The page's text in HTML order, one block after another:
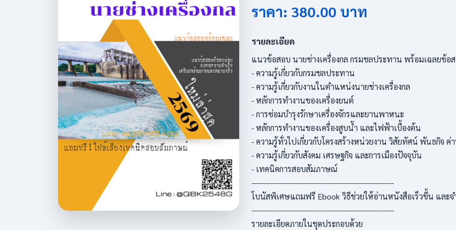
ราคา: 380.00 บาท
รายละเอียด
แนวข้อสอบ นายช่างเครื่องกล กรมชลประทาน พร้อมเฉลยข้อ
- ความรู้เกี่ยวกับกรมชลประทาน
- ความรู้เกี่ยวกับงานในตำแหน่งนายช่างเครื่องกล
- หลักการทำงานของเครื่องยนต์
- การซ่อมบำรุงรักษาเครื่องจักรและยานพาหนะ
- หลักการทำงานของเครื่องสูบน้ำ และไฟฟ้าเบื้องต้น
- ความรู้ทั่วไปเกี่ยวกับโครงสร้างหน่วยงาน วิสัยทัศน์ พันธกิจ
- ความรู้เกี่ยวกับสังคม เศรษฐกิจ และการเมืองปัจจุบัน
- เทคนิคการสอบสัมภาษณ์
--------------------------------------------------------
โบนัสพิเศษแถมฟรี Ebook วิธีช่วยให้อ่านหนังสือเร็วขึ้น และจ
--------------------------------------------------------
รายละเอียดภายในชุดประกอบด้วย